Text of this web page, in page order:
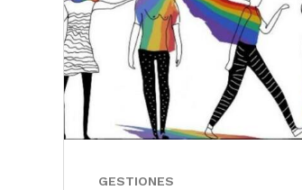
GESTIONES